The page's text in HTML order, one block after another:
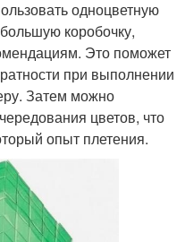
одноцветную
коробочку,
Это поможет
при выполнении
Затем можно
цветов, что
опыт плетения.